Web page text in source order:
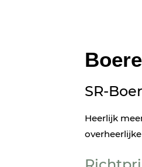
SR-
Heerlijk